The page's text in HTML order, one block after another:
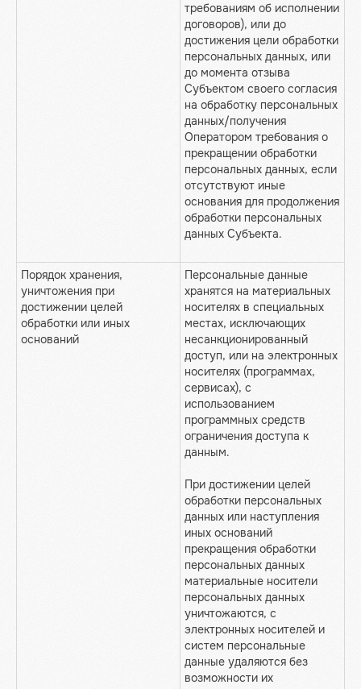
требованиям об исполнении
договоров), или до
достижения цели обработки
персональных данных, или
до момента отзыва
Субъектом своего согласия
на обработку персональных
данных/получения
Оператором требования о
прекращении обработки
персональных данных, если
отсутствуют иные
основания для продолжения
обработки персональных
данных Субъекта.
Порядок хранения,
уничтожения при
достижении целей
обработки или иных
оснований
Персональные данные
хранятся на материальных
носителях в специальных
местах, исключающих
несанкционированный
доступ, или на электронных
носителях (программах,
сервисах), с
использованием
программных средств
ограничения доступа к
данным.
При достижении целей
обработки персональных
данных или наступления
иных оснований
прекращения обработки
персональных данных
материальные носители
персональных данных
уничтожаются, с
электронных носителей и
систем персональные
данные удаляются без
возможности их